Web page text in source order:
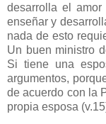
desarrolla el
enseñar y
nada de esto
Un buen ministro
Si tiene una
argumentos,
de acuerdo con la
propia esposa